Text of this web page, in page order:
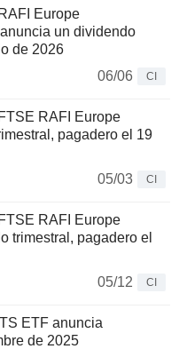
Europe
un dividendo
de 2026
06/06
CI
RAFI Europe
pagadero el 19
05/03
CI
RAFI Europe
trimestral, pagadero el
05/12
CI
ETF anuncia
de 2025